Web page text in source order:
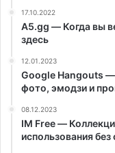
17.10.2022
A5.gg — Когда вы
здесь
12.01.2023
Google Hangouts —
фото, эмодзи и
08.12.2023
IM Free —
использования без